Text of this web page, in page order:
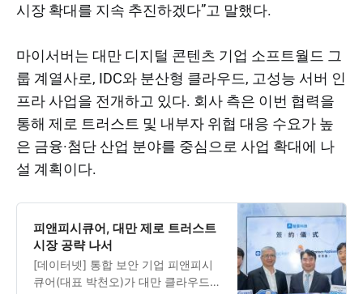
시장 확대를 지속 추진하겠다”고 말했다.
마이서버는 대만 디지털 콘텐츠 기업 소프트월드 그
룹 계열사로, IDC와 분산형 클라우드, 고성능 서버 인
프라 사업을 전개하고 있다. 회사 측은 이번 협력을
통해 제로 트러스트 및 내부자 위협 대응 수요가 높
은 금융·첨단 산업 분야를 중심으로 사업 확대에 나
설 계획이다.
피앤피시큐어, 대만 제로 트러스트
시장 공략 나서
[데이터넷] 통합 보안 기업 피앤피시
큐어(대표 박천오)가 대만 클라우드·